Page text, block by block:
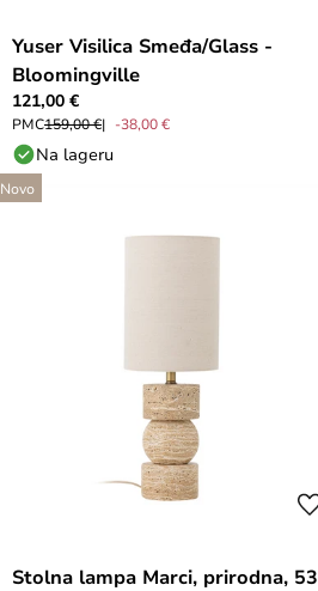
Yuser Visilica Smeđa/Glass -
Bloomingville
121,00 €
PMC159,00 € -38,00 €
Na lageru
Novo
Stolna lampa Marci, prirodna, 53